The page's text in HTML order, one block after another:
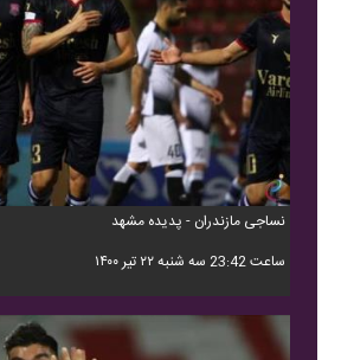
نساجی مازندران - پدیده مشهد
ساعت 23:42 سه شنبه ۲۲ تیر ۱۴۰۰